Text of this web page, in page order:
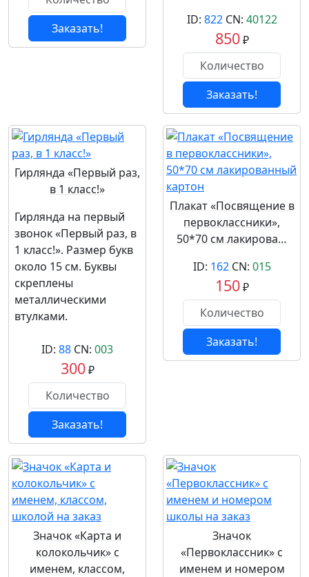
Заказать!
ID: 822CN: 40122
850₽
Заказать!
Гирлянда «Первый раз,
в 1 класс!»
Гирлянда на первый
звонок «Первый раз, в
1 класс!». Размер букв
около 15 см. Буквы
скреплены
металлическими
втулками.
ID: 88 CN: 003
300₽
Заказать!
Плакат «Посвящение в
первоклассники»,
50*70 см лакирова…
ID: 162CN: 015
150₽
Заказать!
Значок «Карта и
колокольчик» с
именем, классом,
Значок
«Первоклассник» с
именем и номером